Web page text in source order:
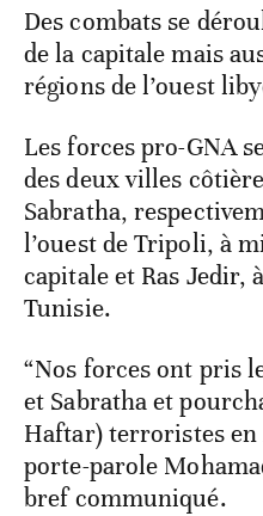
Des combats se
de la capitale mais
régions de l’ouest
Les forces pro-GNA
des deux villes
Sabratha,
l’ouest de Tripoli, à
capitale et Ras Jedir,
Tunisie.
“Nos forces ont pris
et Sabratha et
Haftar) terroristes
porte-parole
bref communiqué.